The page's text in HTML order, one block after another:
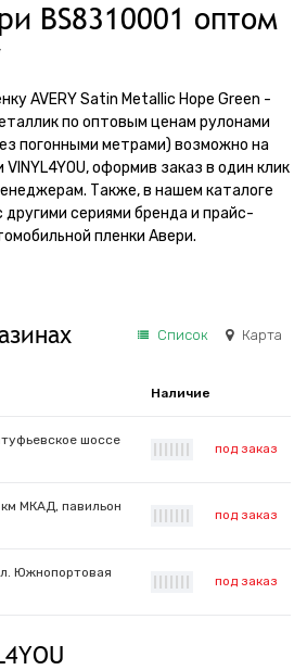
BS8310001 оптом
AVERY Satin Metallic Hope Green -
по оптовым ценам рулонами
погонными метрами) возможно на
оформив заказ в один клик
Также, в нашем каталоге
сериями бренда и прайс-
пленки Авери.
Список Карта
Наличие
шоссе
под заказ
МКАД, павильон
под заказ
Южнопортовая
под заказ